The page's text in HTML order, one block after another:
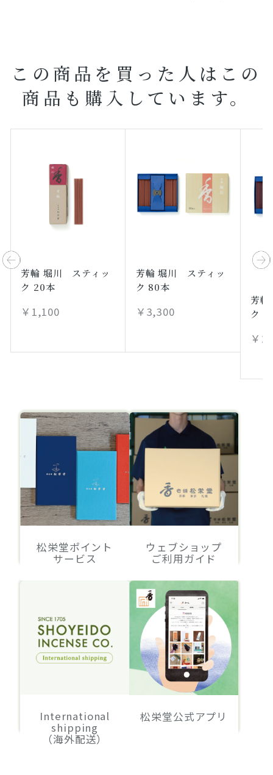
この商品を買った人はこの
商品も購入しています。
芳輪 堀川 スティッ
ク 20本
￥1,100
芳輪 堀川 スティッ
ク 80本
￥3,300
芳
ク
￥
松栄堂ポイント
サービス
ウェブショップ
ご利用ガイド
International
shipping
（海外配送）
松栄堂公式アプリ